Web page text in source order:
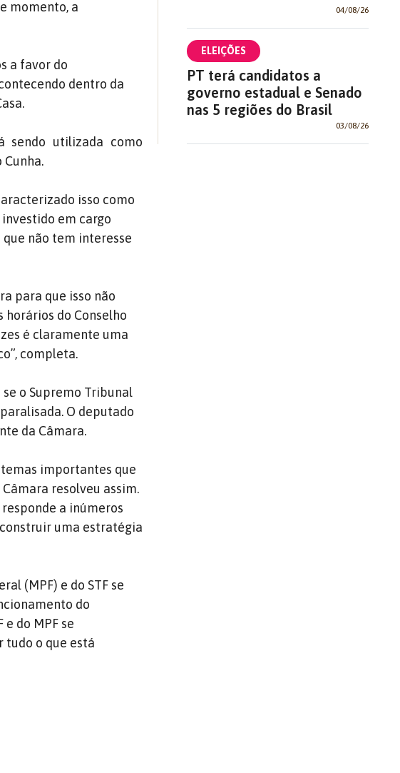
momento, a
a favor do
dentro da
sendo utilizada como
isso como
em cargo
não tem interesse
para que isso não
horários do Conselho
é claramente uma
completa.
o Supremo Tribunal
O deputado
da Câmara.
importantes que
resolveu assim.
a inúmeros
uma estratégia
(MPF) e do STF se
do
do MPF se
tudo o que está
04/08/26
ELEIÇÕES
PT terá candidatos a
governo estadual e Senado
nas 5 regiões do Brasil
03/08/26